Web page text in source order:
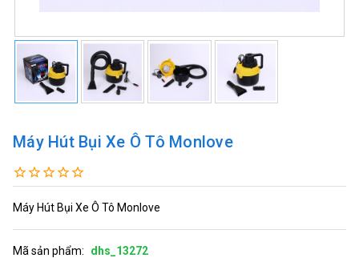
Máy Hút Bụi Xe Ô Tô Monlove
Máy Hút Bụi Xe Ô Tô Monlove
Mã sản phẩm:
dhs_13272